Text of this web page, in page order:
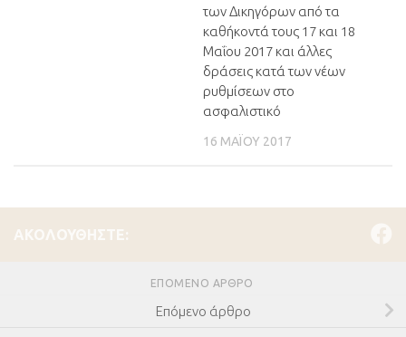
των Δικηγόρων από τα
καθήκοντά τους 17 και 18
Μαΐου 2017 και άλλες
δράσεις κατά των νέων
ρυθμίσεων στο
ασφαλιστικό
16 ΜΑΪ́ΟΥ 2017
ΑΚΟΛΟΥΘΉΣΤΕ:
ΕΠΌΜΕΝΟ ΆΡΘΡΟ
Επόμενο άρθρο